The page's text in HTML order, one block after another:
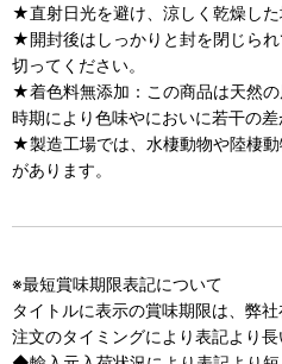
★直射日光を避け、涼しく乾燥した
★開封後はしっかりと封を閉じら
切ってください。
★着色料無添加：この商品は天然
時期により色味やにおいに若干の差
★製造工場では、水棲動物や陸棲
があります。
※最短賞味期限表記について
タイトルに表示の賞味期限は、弊
注文のタイミングにより表記より長